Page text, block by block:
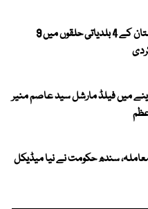
الیکشن کمیشن نے بلوچستان کے 4 بلدیاتی حلقوں میں 9
میں فیلڈ مارشل سید عاصم منیر
سندھ حکومت نے نیا میڈیکل